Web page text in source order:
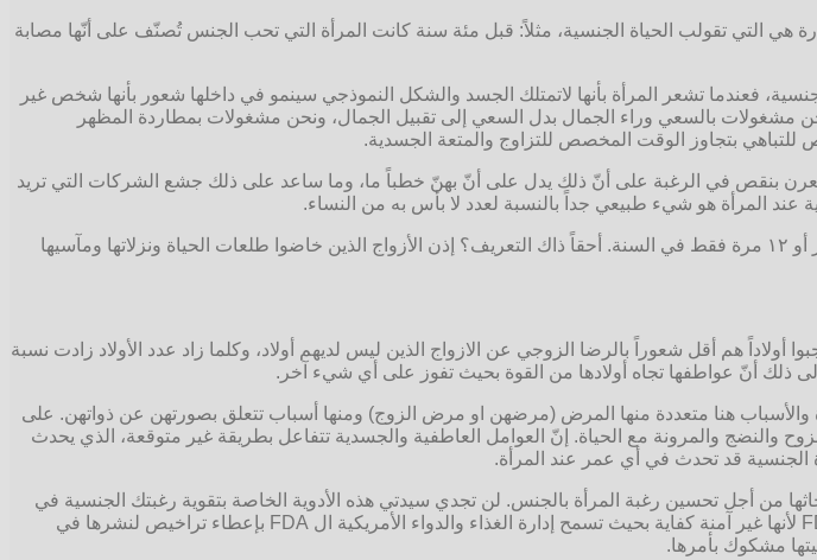
هي التي تقولب الحياة الجنسية، مثلاً: قبل مئة سنة كانت المرأة التي تحب الجنس تُصنّف على أنّها مصابة
فعندما تشعر المرأة بأنها لاتمتلك الجسد والشكل النموذجي سينمو في داخلها شعور بأنها شخص غير
مشغولات بالسعي وراء الجمال بدل السعي إلى تقبيل الجمال، ونحن مشغولات بمطاردة المظهر
بتجاوز الوقت المخصص للتزاوج والمتعة الجسدية.
بنقص في الرغبة على أنّ ذلك يدل على أنّ بهنّ خطباً ما، وما ساعد على ذلك جشع الشركات التي تريد
عند المرأة هو شيء طبيعي جداً بالنسبة لعدد لا بأس به من النساء.
4- الزواج الخالي من الجنس: حيث يعتبر الزواج خالياً من الجنس إذا كان الزوجان يمارسان الجنس عشر أو ١٢ مرة فقط في السنة. أحقاً ذاك التعريف؟ إذن الأزواج الذين خاضوا طلعات الحياة ونزلاتها ومآسيها
أولاداً هم أقل شعوراً بالرضا الزوجي عن الازواج الذين ليس لديهم أولاد، وكلما زاد عدد الأولاد زادت نسبة
ذلك أنّ عواطفها تجاه أولادها من القوة بحيث تفوز على أي شيء آخر.
والأسباب هنا متعددة منها المرض (مرضهن او مرض الزوج) ومنها أسباب تتعلق بصورتهن عن ذواتهن. على
والمرونة مع الحياة. إنّ العوامل العاطفية والجسدية تتفاعل بطريقة غير متوقعة، الذي يحدث
الجنسية قد تحدث في أي عمر عند المرأة.
من أجل تحسين رغبة المرأة بالجنس. لن تجدي سيدتي هذه الأدوية الخاصة بتقوية رغبتك الجنسية في
الصيدليات المحلية وبعض هذه الأدوية ما تزال قيد الدراسات والأبحاث وبعضها تم رفضها من قبل ال FDA لأنها غير آمنة كفاية بحيث تسمح إدارة الغذاء والدواء الأمريكية ال FDA بإعطاء تراخيص لنشرها في
مشكوك بأمرها.